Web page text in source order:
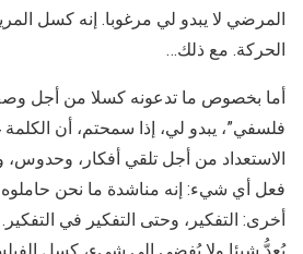
المرضي لا يبدو لي مرغوبا. إنه كسل
الحركة. مع ذلك…
أما بخصوص ما تدعونه كسلا من أجل
فلسفي”، يبدو لي، إذا سمحتم، أن الكلمة
الاستعداد من أجل تلقي أفكار، وحدوس،
فعل أي شيء: إنه مناشدة ما نحن
أخرى: التفكير، وحتى التفكير في